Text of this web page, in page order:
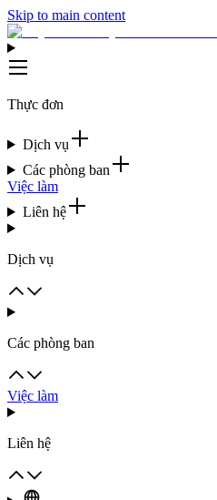
Skip to main content
Thực đơn
Dịch vụ
Các phòng ban
Việc làm
Liên hệ
Dịch vụ
Các phòng ban
Việc làm
Liên hệ